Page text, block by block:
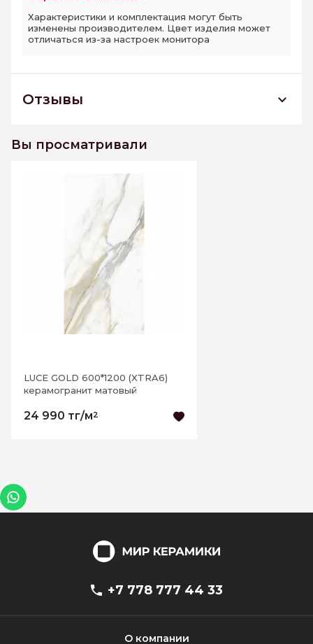
Характеристики и комплектация могут быть
изменены производителем. Цвет изделия может
отличаться из-за настроек монитора
Отзывы
матовый
Вы просматривали
LUCE GOLD 600*1200 (XTRA6)
керамогранит матовый
24 990 тг/м2
+7 778 777 44 33
О компании